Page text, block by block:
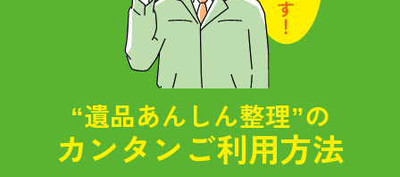
“遺品あんしん整理”の
カンタンご利用方法